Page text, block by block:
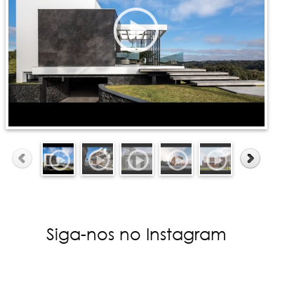
Siga-nos no Instagram